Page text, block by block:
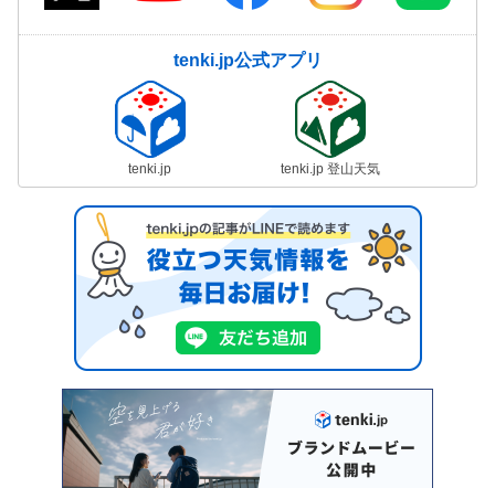
tenki.jp公式アプリ
tenki.jp tenki.jp 登山天気